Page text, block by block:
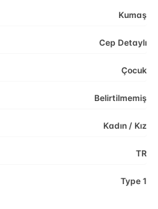
Kumaş
Cep Detaylı
Çocuk
Belirtilmemiş
Kadın / Kız
TR
Type 1